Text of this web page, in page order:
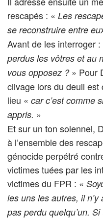
rescapés : « Les
se reconstruire entre
Avant de les interroger :
perdus les vôtres et au
vous opposez ?» Pour
clivage lors du deuil est
lieu « car c’est comme
appris. »
Et sur un ton solennel,
à l’ensemble des
génocide perpétré
victimes tuées par les
victimes du FPR : «
les uns les autres, il
pas perdu quelqu’un.